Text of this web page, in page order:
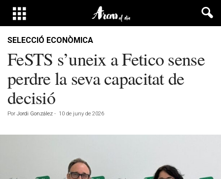
SELECCIÓ ECONÒMICA
FeSTS s’uneix a Fetico sense
perdre la seva capacitat de
decisió
Por Jordi González - 10 de juny de 2026